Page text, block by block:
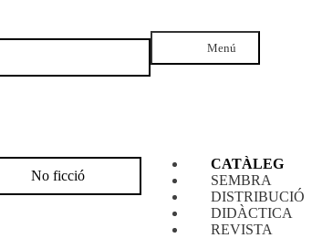
Menú
CATÀLEG
SEMBRA
DISTRIBUCIÓ
DIDÀCTICA
REVISTA
No ficció